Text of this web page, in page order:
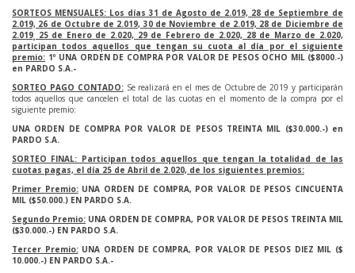
SORTEOS MENSUALES: Los días 31 de Agosto de 2.019, 28 de Septiembre de
2.019, 26 de Octubre de 2.019, 30 de Noviembre de 2.019, 28 de Diciembre de
2.019¸ 25 de Enero de 2.020, 29 de Febrero de 2.020, 28 de Marzo de 2.020,
participan todos aquellos que tengan su cuota al día por el siguiente
premio: 1º UNA ORDEN DE COMPRA POR VALOR DE PESOS OCHO MIL ($8000.-)
en PARDO S.A.-
SORTEO PAGO CONTADO:Se realizará en el mes de Octubre de 2019 y participarán
todos aquellos que cancelen el total de las cuotas en el momento de la compra por el
siguiente premio:
UNA ORDEN DE COMPRA POR VALOR DE PESOS TREINTA MIL ($30.000.-) en
PARDO S.A.
SORTEO FINAL: Participan todos aquellos que tengan la totalidad de las
cuotas pagas, el día 25 de Abril de 2.020, de los siguientes premios:
Primer Premio:UNA ORDEN DE COMPRA, POR VALOR DE PESOS CINCUENTA
MIL ($50.000.) EN PARDO S.A.
Segundo Premio: UNA ORDEN DE COMPRA, POR VALOR DE PESOS TREINTA MIL
($30.000.-) EN PARDO S.A.
Tercer Premio:UNA ORDEN DE COMPRA, POR VALOR DE PESOS DIEZ MIL ($
10.000.-) EN PARDO S.A.-